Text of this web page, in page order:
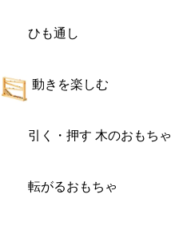
ひも通し
動きを楽しむ
引く・押す 木のおもちゃ
転がるおもちゃ